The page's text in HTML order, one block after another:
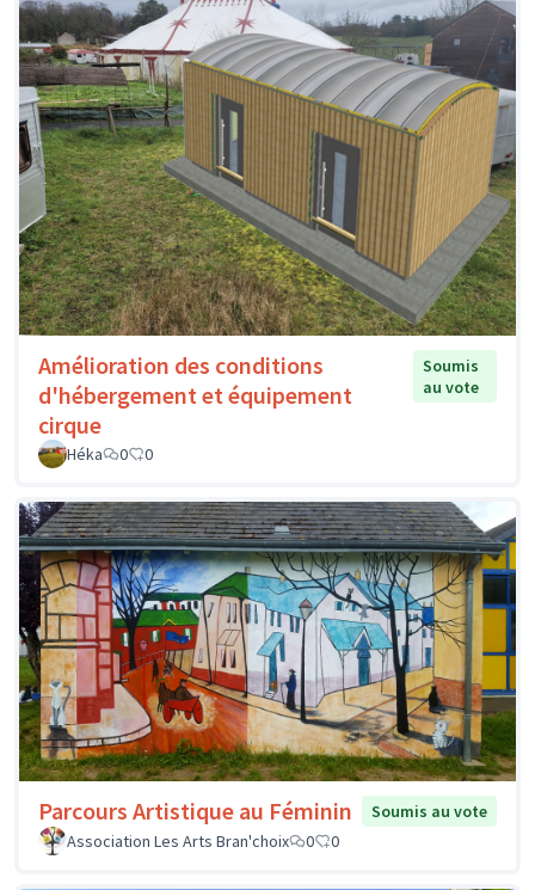
Amélioration des conditions
d'hébergement et équipement
cirque
Soumis
au vote
Héka 0 0
Parcours Artistique au Féminin
Soumis au vote
Association Les Arts Bran'choix
0 0